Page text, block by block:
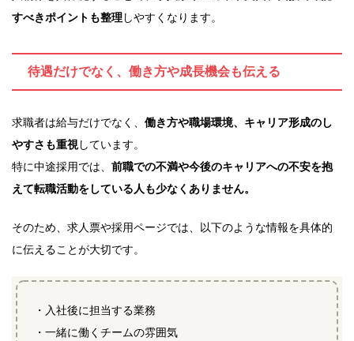
すべきポイントも整理しやすくなります。
待遇だけでなく、働き方や成長機会も伝える
求職者は給与だけでなく、 働き方や職場環境、キャリア形成のし
やすさも重視しています。
特に中途採用では、 前職での不満や今後のキャリアへの不安を抱
えて転職活動をしている人も少なくありません。
そのため、求人票や採用ページでは、以下のような情報を具体的
に伝えることが大切です。
・入社後に担当する業務
・一緒に働くチームの雰囲気